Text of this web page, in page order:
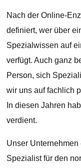
Nach der Online-
definiert, wer über
Spezialwissen auf
verfügt. Auch ganz
Person, sich
wir uns auf fachlich
In diesen Jahren
verdient.
Unser
Spezialist für den